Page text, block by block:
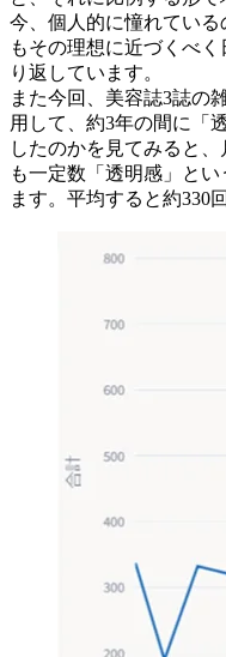
今、個人的に憧れてい
もその理想に近づくべ
り返しています。
また今回、美容誌3誌の
用して、約3年の間に「
したのかを見てみると
も一定数「透明感」と
ます。平均すると約330回